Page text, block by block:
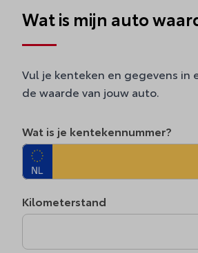
Wat is mijn auto
Vul je kenteken en gegevens in
de waarde van jouw auto.
Wat is je kentekennummer?
Kilometerstand